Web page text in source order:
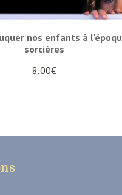
nos enfants à
sorcières
8,00€